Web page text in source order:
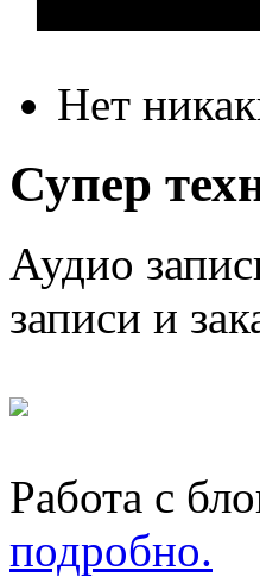
Нет
Супер
Аудио
записи и
Работа с
подробно.